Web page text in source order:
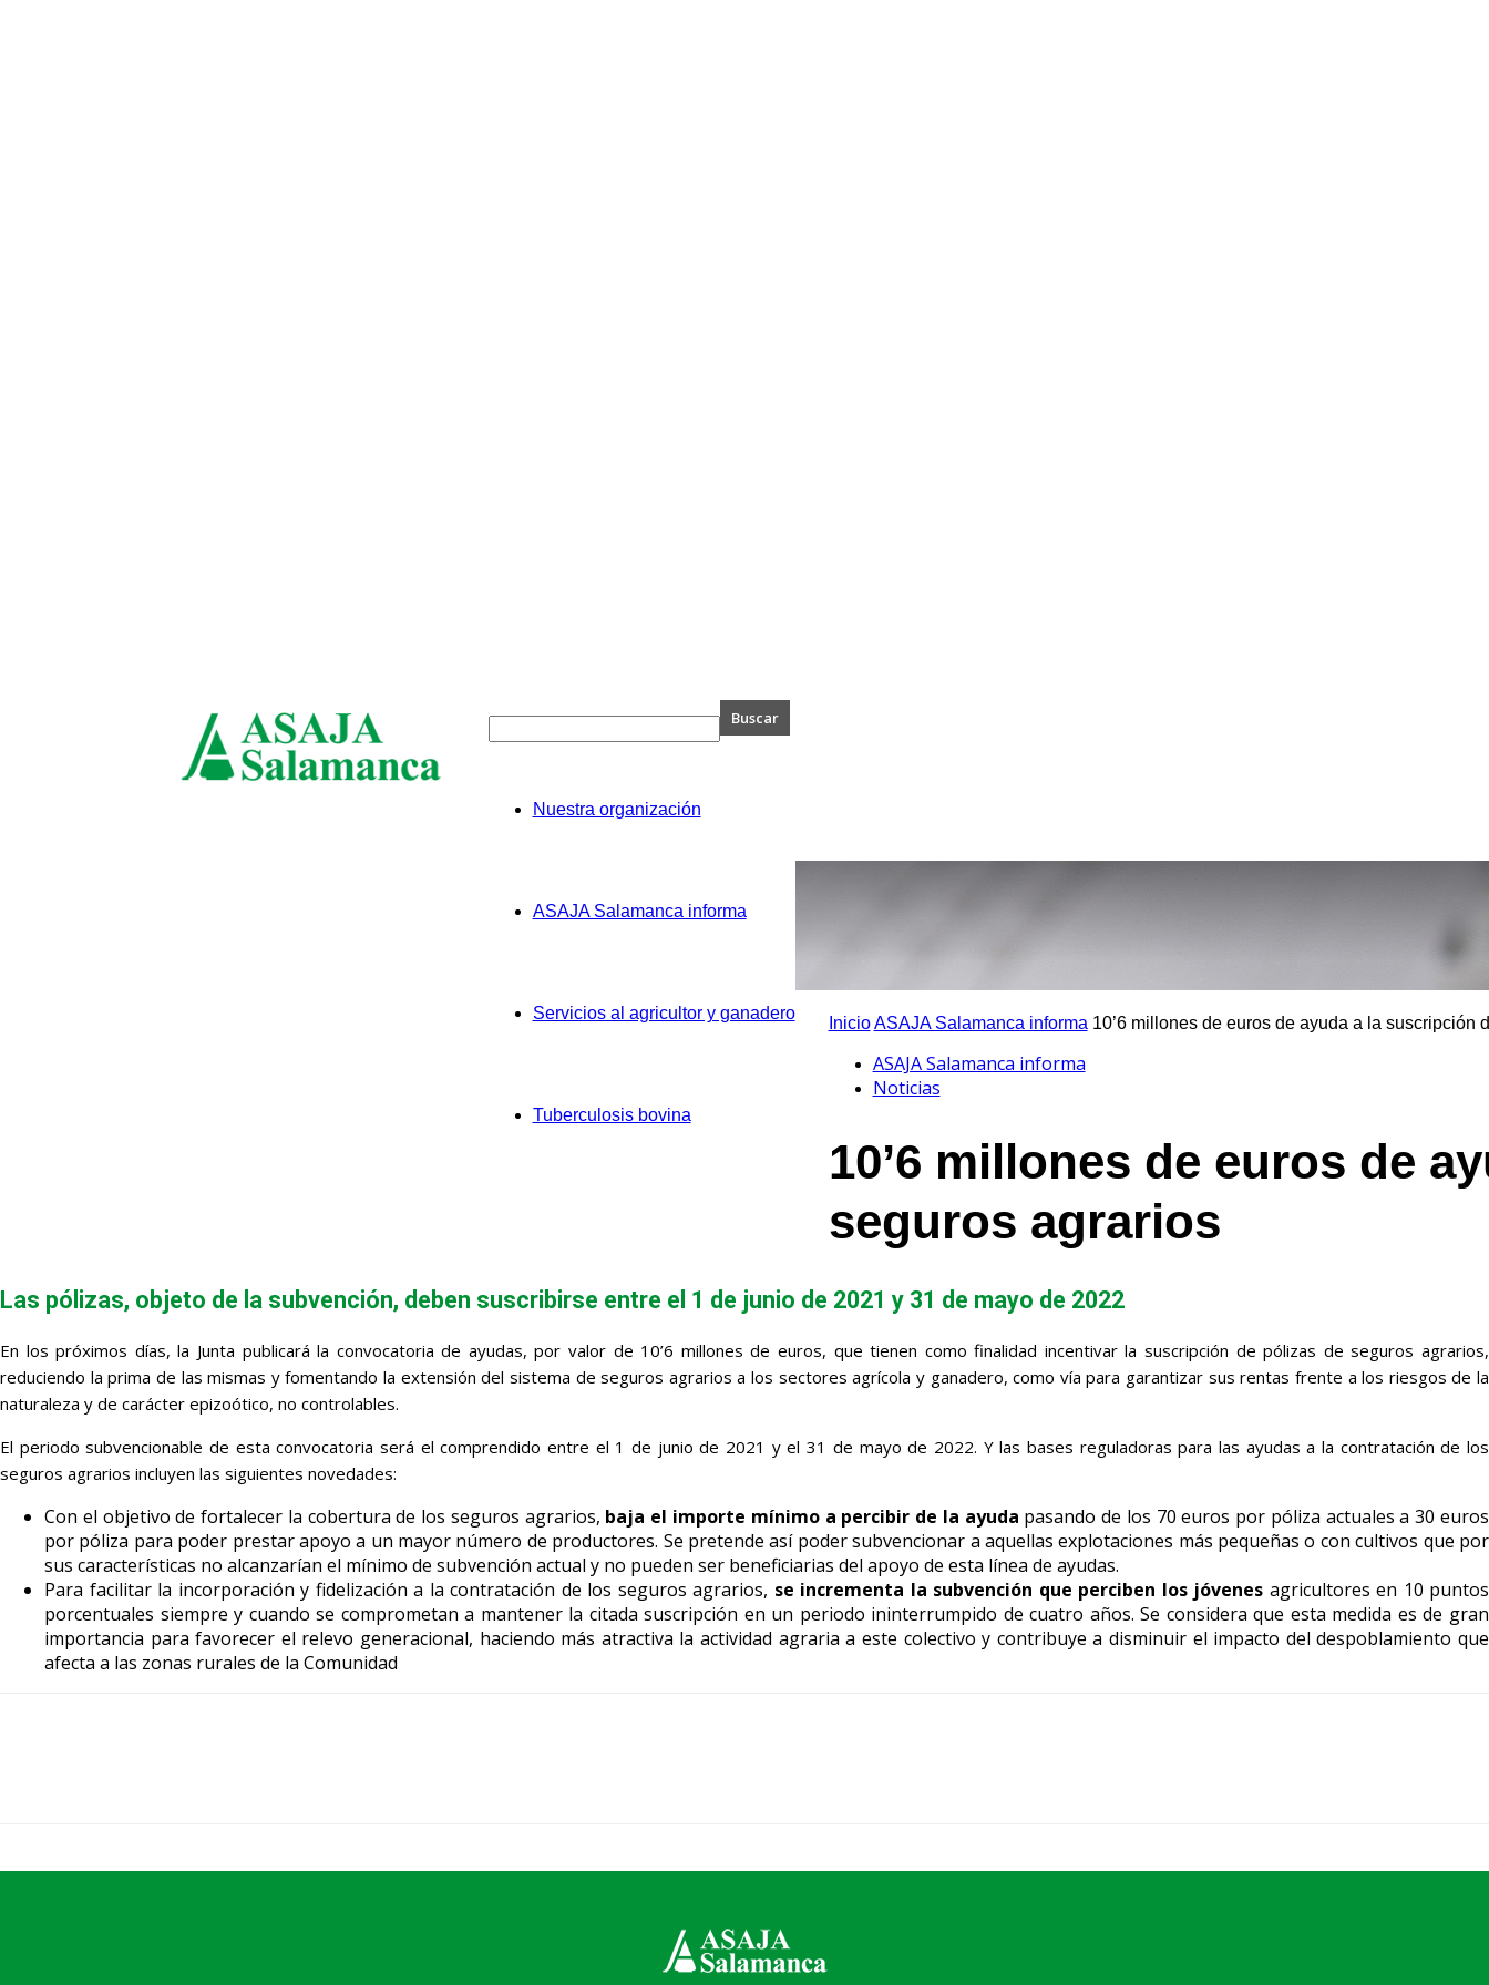
Nuestra organización
ASAJA Salamanca informa
Servicios al agricultor y ganadero
Tuberculosis bovina
Inicio ASAJA Salamanca informa 10’6 millones de euros de ayuda a la suscripción
ASAJA Salamanca informa
Noticias
10’6 millones de euros de
seguros agrarios
Las pólizas, objeto de la subvención, deben suscribirse entre el 1 de junio de 2021 y 31 de mayo de 2022
En los próximos días, la Junta publicará la convocatoria de ayudas, por valor de 10’6 millones de euros, que tienen como finalidad incentivar la suscripción de pólizas de seguros agrarios,
reduciendo la prima de las mismas y fomentando la extensión del sistema de seguros agrarios a los sectores agrícola y ganadero, como vía para garantizar sus rentas frente a los riesgos de la
naturaleza y de carácter epizoótico, no controlables.
El periodo subvencionable de esta convocatoria será el comprendido entre el 1 de junio de 2021 y el 31 de mayo de 2022. Y las bases reguladoras para las ayudas a la contratación de los
seguros agrarios incluyen las siguientes novedades:
Con el objetivo de fortalecer la cobertura de los seguros agrarios, baja el importe mínimo a percibir de la ayuda pasando de los 70 euros por póliza actuales a 30 euros
por póliza para poder prestar apoyo a un mayor número de productores. Se pretende así poder subvencionar a aquellas explotaciones más pequeñas o con cultivos que por
sus características no alcanzarían el mínimo de subvención actual y no pueden ser beneficiarias del apoyo de esta línea de ayudas.
Para facilitar la incorporación y fidelización a la contratación de los seguros agrarios, se incrementa la subvención que perciben los jóvenes agricultores en 10 puntos
porcentuales siempre y cuando se comprometan a mantener la citada suscripción en un periodo ininterrumpido de cuatro años. Se considera que esta medida es de gran
importancia para favorecer el relevo generacional, haciendo más atractiva la actividad agraria a este colectivo y contribuye a disminuir el impacto del despoblamiento que
afecta a las zonas rurales de la Comunidad